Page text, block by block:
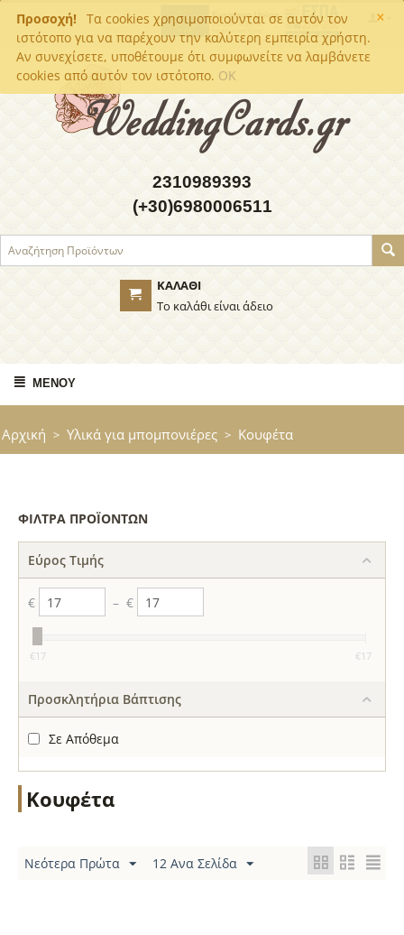
×
Προσοχή!
Τα cookies χρησιμοποιούνται σε αυτόν τον
ιστότοπο για να παρέχουν την καλύτερη εμπειρία χρήστη.
Αν συνεχίσετε, υποθέτουμε ότι συμφωνείτε να λαμβάνετε
cookies από αυτόν τον ιστότοπο. OK
2310989393
(+30)6980006511
ΚΑΛΆΘΙ
Το καλάθι είναι άδειο
ΜΕΝΟΎ
Αρχική > Υλικά για μπομπονιέρες > Κουφέτα
ΦΊΛΤΡΑ ΠΡΟΪΌΝΤΩΝ
Εύρος Τιμής
€ – €
‎€17 ‎€17
Προσκλητήρια Βάπτισης
Σε Απόθεμα
Κουφέτα
Νεότερα Πρώτα 12 Ανα Σελίδα